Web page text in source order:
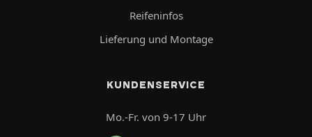
Reifeninfos
Lieferung und Montage
KUNDENSERVICE
Mo.-Fr. von 9-17 Uhr